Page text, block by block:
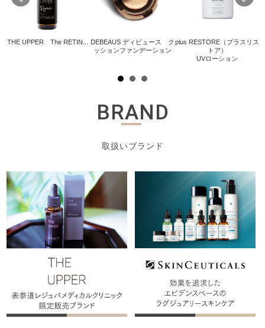
THE UPPER The RETIN...
DEBEAUS ディビュース ク
ッションファンデーション
plus RESTORE（プラスリス
トア）
UVローション
BRAND
取扱いブランド